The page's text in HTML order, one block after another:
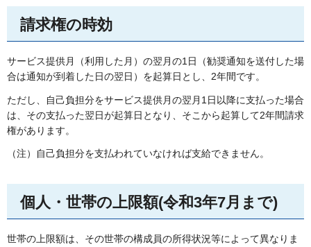
請求権の時効
サービス提供月（利用した月）の翌月の1日（勧奨通知を送付した場
合は通知が到着した日の翌日）を起算日とし、2年間です。
ただし、自己負担分をサービス提供月の翌月1日以降に支払った場合
は、その支払った翌日が起算日となり、そこから起算して2年間請求
権があります。
（注）自己負担分を支払われていなければ支給できません。
個人・世帯の上限額(令和3年7月まで)
世帯の上限額は、その世帯の構成員の所得状況等によって異なりま